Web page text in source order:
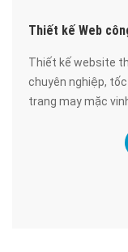
Thiết kế Web
Thiết kế website
chuyên nghiệp,
trang may mặc